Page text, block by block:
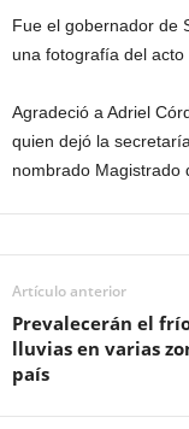
Fue el gobernador de
una fotografía del acto
Agradeció a Adriel
quien dejó la
nombrado Magistrado
Artículo anterior
Prevalecerán el
lluvias en varias
país